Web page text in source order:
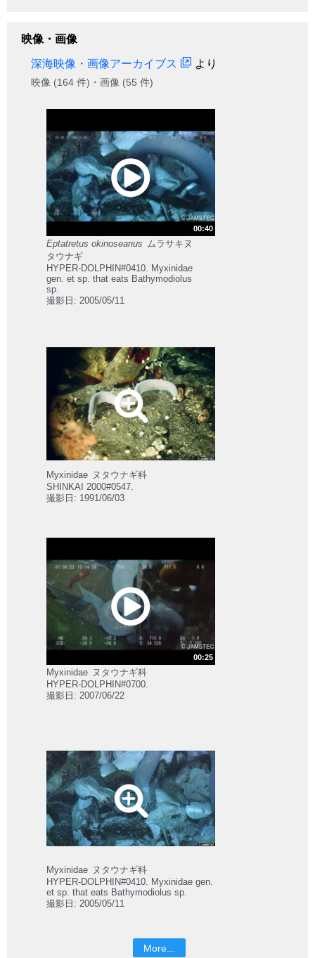
映像・画像
深海映像・画像アーカイブス より
映像 (164 件)・画像 (55 件)
00:40
Eptatretus okinoseanus ムラサキヌ
タウナギ
HYPER-DOLPHIN#0410. Myxinidae
gen. et sp. that eats Bathymodiolus
sp.
撮影日: 2005/05/11
Myxinidae ヌタウナギ科
SHINKAI 2000#0547.
撮影日: 1991/06/03
00:25
Myxinidae ヌタウナギ科
HYPER-DOLPHIN#0700.
撮影日: 2007/06/22
Myxinidae ヌタウナギ科
HYPER-DOLPHIN#0410. Myxinidae gen.
et sp. that eats Bathymodiolus sp.
撮影日: 2005/05/11
More...